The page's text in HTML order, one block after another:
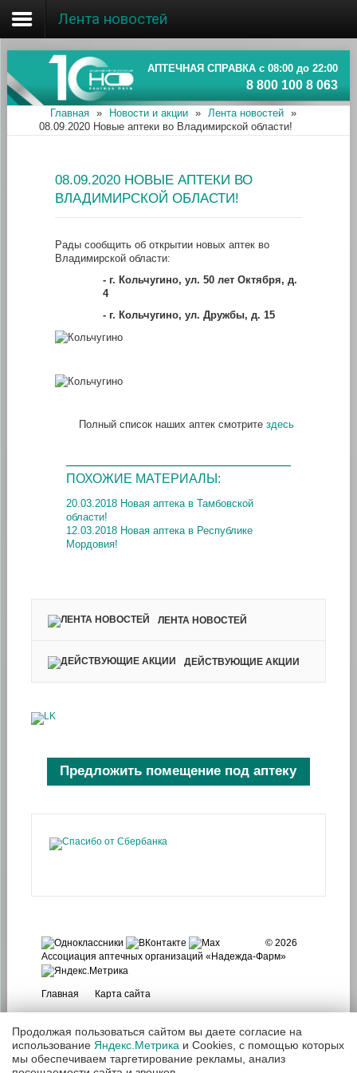
Главная
Об ассоциации
Наши аптеки
Информация
Лента новостей
АПТЕЧНАЯ СПРАВКА с 08:00 до 22:00
8 800 100 8 063
Главная » Новости и акции » Лента новостей
»
08.09.2020 Новые аптеки во Владимирской области!
08.09.2020 НОВЫЕ АПТЕКИ ВО
ВЛАДИМИРСКОЙ ОБЛАСТИ!
Рады сообщить об открытии новых аптек во
Владимирской области:
- г. Кольчугино, ул. 50 лет Октября, д.
4
- г. Кольчугино, ул. Дружбы, д. 15
Полный список наших аптек смотрите здесь
ПОХОЖИЕ МАТЕРИАЛЫ:
20.03.2018 Новая аптека в Тамбовской
области!
12.03.2018 Новая аптека в Республике
Мордовия!
ЛЕНТА НОВОСТЕЙ
ДЕЙСТВУЮЩИЕ АКЦИИ
Предложить помещение под аптеку
© 2026
Ассоциация аптечных организаций «Надежда-Фарм»
Главная Карта сайта
Продолжая пользоваться сайтом вы даете согласие на
использование Яндекс.Метрика и Cookies, с помощью которых
мы обеспечиваем таргетирование рекламы, анализ